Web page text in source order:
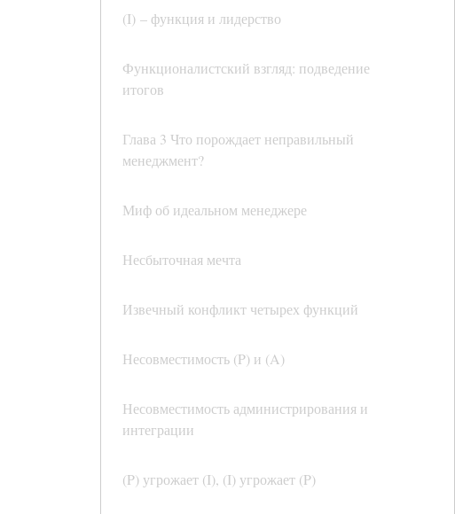
(I) – функция и лидерство
Функционалистский взгляд: подведение
итогов
Глава 3 Что порождает неправильный
менеджмент?
Миф об идеальном менеджере
Несбыточная мечта
Извечный конфликт четырех функций
Несовместимость (P) и (A)
Несовместимость администрирования и
интеграции
(P) угрожает (I), (I) угрожает (P)